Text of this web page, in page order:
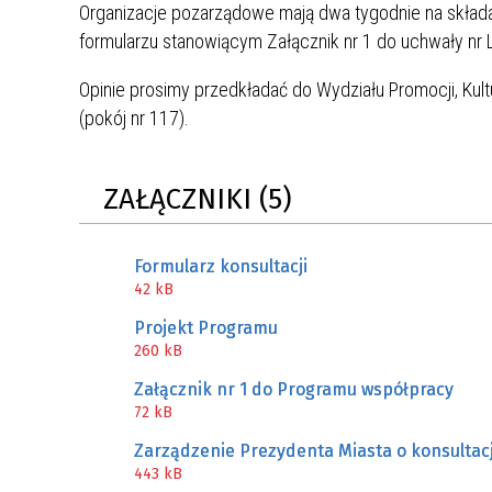
SZANSA – FORMY AKTYWNEGO
ZREWITALIZOWANEGO
WZMOCNIENIE PROCESU
ŚLĄSKA
KONKURS FOTOGRAFICZNY
„METROPOLIA. PRZEZ PRYZMAT
URZĄD
W
Organizacje pozarządowe mają dwa tygodnie na
formularzu stanowiącym Załącznik nr 1 do uchwały
Opinie prosimy przedkładać do Wydziału Promocji,
(pokój nr 117).
ZAŁĄCZNIKI (5)
Formularz konsultacji
42 kB
Projekt Programu
260 kB
Załącznik nr 1 do Programu współpracy
72 kB
Zarządzenie Prezydenta Miasta o
443 kB